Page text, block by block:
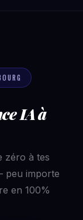
IA à
zéro à tes
peu importe
en 100%